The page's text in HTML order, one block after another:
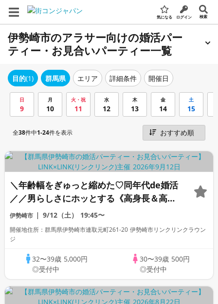
気になる ログイン 検索
伊勢崎市のアラサー向けの婚活パー
ティー・お見合いパーティー一覧
目的(1) 群馬県 エリア 詳細条件 開催日
日
9
月
10
火・祝
11
水
12
木
13
金
14
土
15
全38件中1-24件を表示
＼年齢幅をぎゅっと縮めた♡同年代de婚活
／／男らしさにホッとする《高身長＆高年
収男性》＆爽やか・清潔感のある方
伊勢崎市 9/12（土） 19:45〜
開催地住所：群馬県伊勢崎市連取元町261-20 伊勢崎市リンクリンクラウン
ジ
32〜39歳 5,000円
◎受付中
30〜39歳 500円
◎受付中